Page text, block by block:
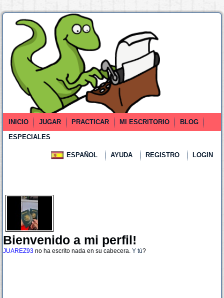
INICIO JUGAR PRACTICAR MI ESCRITORIO
BLOG
ESPECIALES
ESPAÑOL AYUDA REGISTRO LOGIN
Bienvenido a mi perfil!
JUAREZ93 no ha escrito nada en su cabecera. Y tú?